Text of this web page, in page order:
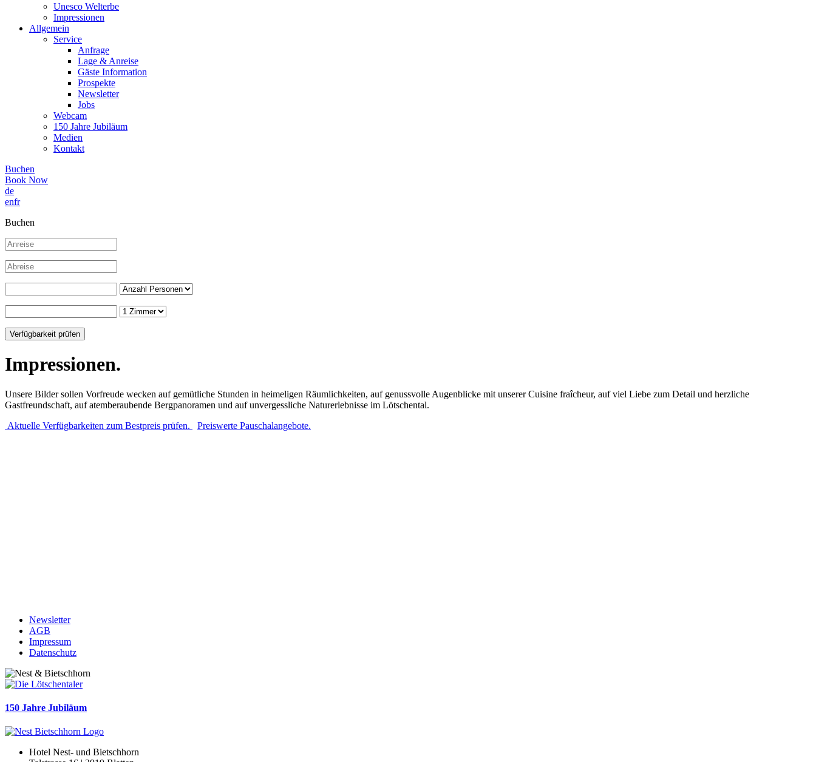
Unesco Welterbe
Impressionen
Allgemein
Service
Anfrage
Lage & Anreise
Gäste Information
Prospekte
Newsletter
Jobs
Webcam
150 Jahre Jubiläum
Medien
Kontakt
Buchen
Book Now
de
enfr
Buchen
Impressionen.
Unsere Bilder sollen Vorfreude wecken auf gemütliche Stunden in heimeligen Räumlichkeiten, auf genussvolle Augenblicke mit unserer Cuisine fraîcheur, auf viel Liebe zum Detail und herzliche
Gastfreundschaft, auf atemberaubende Bergpanoramen und auf unvergessliche Naturerlebnisse im Lötschental.
Aktuelle Verfügbarkeiten zum Bestpreis prüfen.
Preiswerte Pauschalangebote.
Newsletter
AGB
Impressum
Datenschutz
150 Jahre Jubiläum
Hotel Nest- und Bietschhorn